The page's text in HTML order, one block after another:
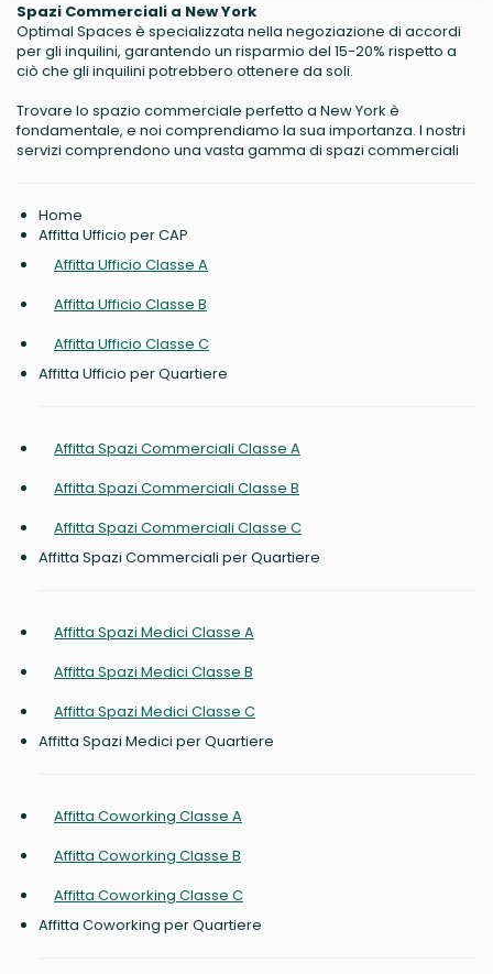
Spazi Commerciali a New York
Optimal Spaces è specializzata nella negoziazione di accordi
per gli inquilini, garantendo un risparmio del 15-20% rispetto a
ciò che gli inquilini potrebbero ottenere da soli.
Trovare lo spazio commerciale perfetto a New York è
fondamentale, e noi comprendiamo la sua importanza. I nostri
servizi comprendono una vasta gamma di spazi commerciali
Home
Affitta Ufficio per CAP
Affitta Ufficio Classe A
Affitta Ufficio Classe B
Affitta Ufficio Classe C
Affitta Ufficio per Quartiere
Affitta Spazi Commerciali Classe A
Affitta Spazi Commerciali Classe B
Affitta Spazi Commerciali Classe C
Affitta Spazi Commerciali per Quartiere
Affitta Spazi Medici Classe A
Affitta Spazi Medici Classe B
Affitta Spazi Medici Classe C
Affitta Spazi Medici per Quartiere
Affitta Coworking Classe A
Affitta Coworking Classe B
Affitta Coworking Classe C
Affitta Coworking per Quartiere